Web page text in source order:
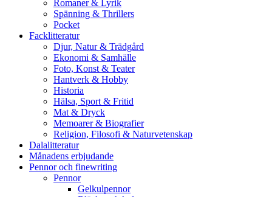
Romaner & Lyrik
Spänning & Thrillers
Pocket
Facklitteratur
Djur, Natur & Trädgård
Ekonomi & Samhälle
Foto, Konst & Teater
Hantverk & Hobby
Historia
Hälsa, Sport & Fritid
Mat & Dryck
Memoarer & Biografier
Religion, Filosofi & Naturvetenskap
Dalalitteratur
Månadens erbjudande
Pennor och finewriting
Pennor
Gelkulpennor